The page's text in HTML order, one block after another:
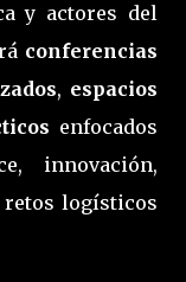
y actores del
conferencias
, espacios
enfocados
innovación,
retos logísticos